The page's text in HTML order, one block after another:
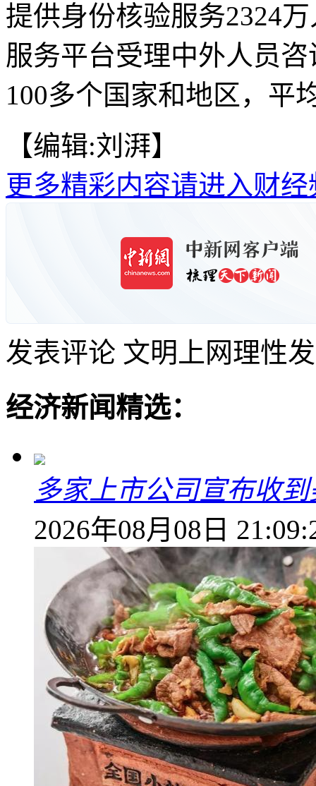
提供身份核验服务2324
服务平台受理中外人员
100多个国家和地区，平
【编辑:刘湃】
更多精彩内容请进入财经
发表评论 文明上网理性
经济新闻精选：
多家上市公司宣布收
2026年08月08日